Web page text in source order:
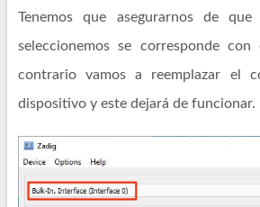
Tenemos que asegurarnos de
seleccionemos se corresponde
contrario vamos a reemplazar el
dispositivo y este dejará de funcionar.